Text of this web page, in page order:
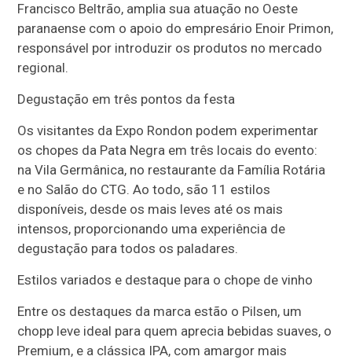
Francisco Beltrão, amplia sua atuação no Oeste
paranaense com o apoio do empresário Enoir Primon,
responsável por introduzir os produtos no mercado
regional.
Degustação em três pontos da festa
Os visitantes da Expo Rondon podem experimentar
os chopes da Pata Negra em três locais do evento:
na Vila Germânica, no restaurante da Família Rotária
e no Salão do CTG. Ao todo, são 11 estilos
disponíveis, desde os mais leves até os mais
intensos, proporcionando uma experiência de
degustação para todos os paladares.
Estilos variados e destaque para o chope de vinho
Entre os destaques da marca estão o Pilsen, um
chopp leve ideal para quem aprecia bebidas suaves, o
Premium, e a clássica IPA, com amargor mais